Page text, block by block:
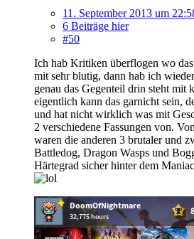
11. September 2013 um
6 Beiträge hier
#50
Ich hab Kritiken überflogen wo
mit sehr blutig, dann hab ich
genau das Gegenteil drin steht mit
eigentlich kann das garnicht sein,
und hat nicht wirklich was mit
2 verschiedene Fassungen von.
waren die anderen 3 brutaler und
Battledog, Dragon Wasps und
Härtegrad sicher hinter dem